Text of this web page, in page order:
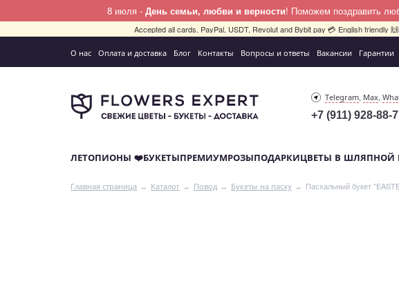
8 июля - День семьи, любви и верности! Поможем поздравить
Accepted all cards, PayPal, USDT, Revolut and Bybit pay 💳 English
О нас Оплата и доставка Блог Контакты Вопросы и ответы Вакансии Гарантии
Telegram, Max,
+7 (911) 928-88-
ЛЕТОПИОНЫ ❤️БУКЕТЫПРЕМИУМРОЗЫПОДАРКИЦВЕТЫ В ШЛЯПНОЙ
Главная страница Каталог Повод Букеты на пасху Пасхальный букет